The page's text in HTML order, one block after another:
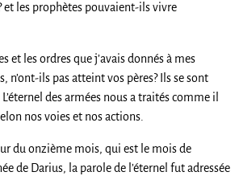
et les prophètes pouvaient-ils vivre
et les ordres que j’avais donnés à mes
n’ont-ils pas atteint vos pères? Ils se sont
des armées nous a traités comme il
nos voies et nos actions.
du onzième mois, qui est le mois de
de Darius, la parole de l’éternel fut adressée